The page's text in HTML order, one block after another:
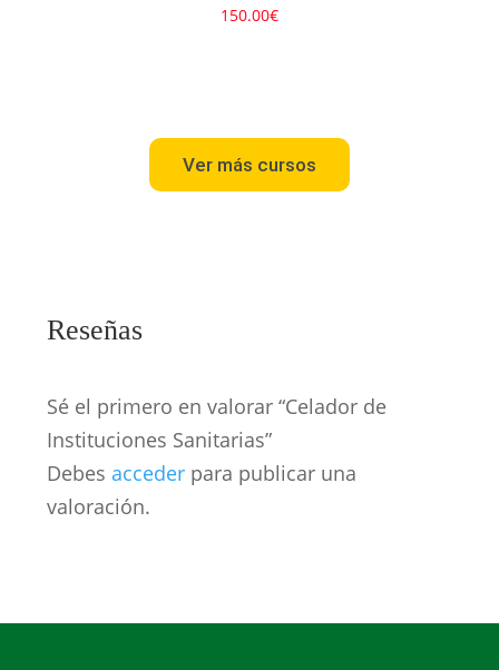
150.00€
Ver más cursos
Reseñas
Sé el primero en valorar “Celador de
Instituciones Sanitarias”
Debes acceder para publicar una
valoración.